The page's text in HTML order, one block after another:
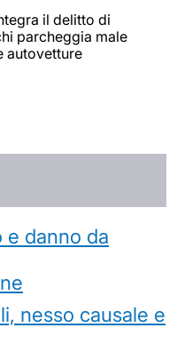
il delitto di
parcheggia male
autovetture
e danno da
nesso causale e